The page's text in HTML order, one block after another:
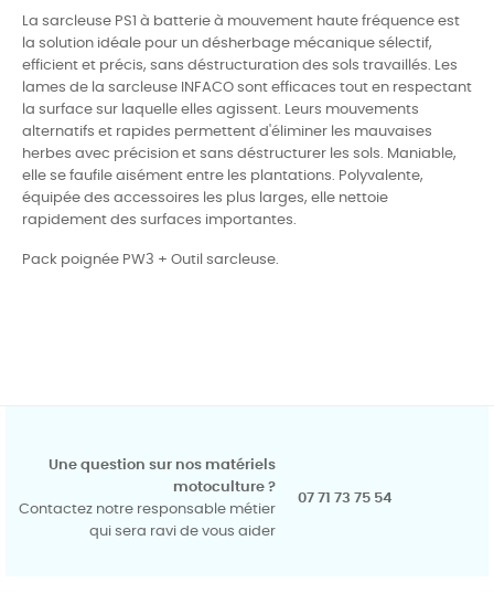
La sarcleuse PS1 à batterie à mouvement haute fréquence est
la solution idéale pour un désherbage mécanique sélectif,
efficient et précis, sans déstructuration des sols travaillés. Les
lames de la sarcleuse INFACO sont efficaces tout en respectant
la surface sur laquelle elles agissent. Leurs mouvements
alternatifs et rapides permettent d'éliminer les mauvaises
herbes avec précision et sans déstructurer les sols. Maniable,
elle se faufile aisément entre les plantations. Polyvalente,
équipée des accessoires les plus larges, elle nettoie
rapidement des surfaces importantes.
Pack poignée PW3 + Outil sarcleuse.
Une question sur nos matériels
motoculture ?
Contactez notre responsable métier
qui sera ravi de vous aider
07 71 73 75 54